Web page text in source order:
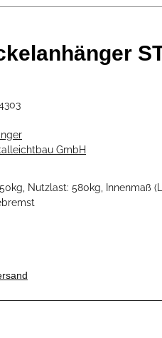
GmbH
Nutzlast: 580kg, Innenmaß